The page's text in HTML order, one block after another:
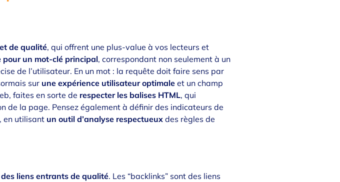
de qualité, qui offrent une plus-value à vos lecteurs et
pour un mot-clé principal, correspondant non seulement à un
de l’utilisateur. En un mot : la requête doit faire sens par
sur une expérience utilisateur optimale et un champ
faites en sorte de respecter les balises HTML, qui
de la page. Pensez également à définir des indicateurs de
en utilisant un outil d’analyse respectueux des règles de
des liens entrants de qualité. Les “backlinks” sont des liens